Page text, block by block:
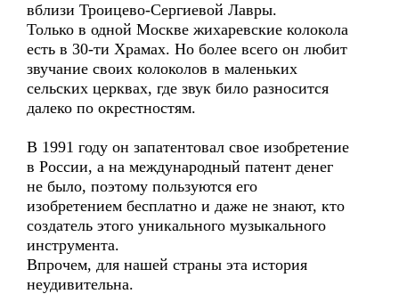
вблизи Троицево-Сергиевой Лавры.
Только в одной Москве жихаревские колокола
есть в 30-ти Храмах. Но более всего он любит
звучание своих колоколов в маленьких
сельских церквах, где звук било разносится
далеко по окрестностям.
В 1991 году он запатентовал свое изобретение
в России, а на международный патент денег
не было, поэтому пользуются его
изобретением бесплатно и даже не знают, кто
создатель этого уникального музыкального
инструмента.
Впрочем, для нашей страны эта история
неудивительна.